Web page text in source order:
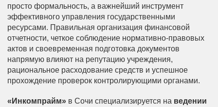
просто формальность, а важнейший инструмент
эффективного управления государственными
ресурсами. Правильная организация финансовой
отчетности, четкое соблюдение нормативно-правовых
актов и своевременная подготовка документов
напрямую влияют на репутацию учреждения,
рациональное расходование средств и успешное
прохождение проверок контролирующими органами.
«Инкомпрайм» в Сочи специализируется на ведении